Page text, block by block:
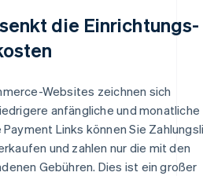
die Einrichtungs-
Websites zeichnen sich
anfängliche und monatliche
Links können Sie
und zahlen nur die mit den
Gebühren. Dies ist ein großer